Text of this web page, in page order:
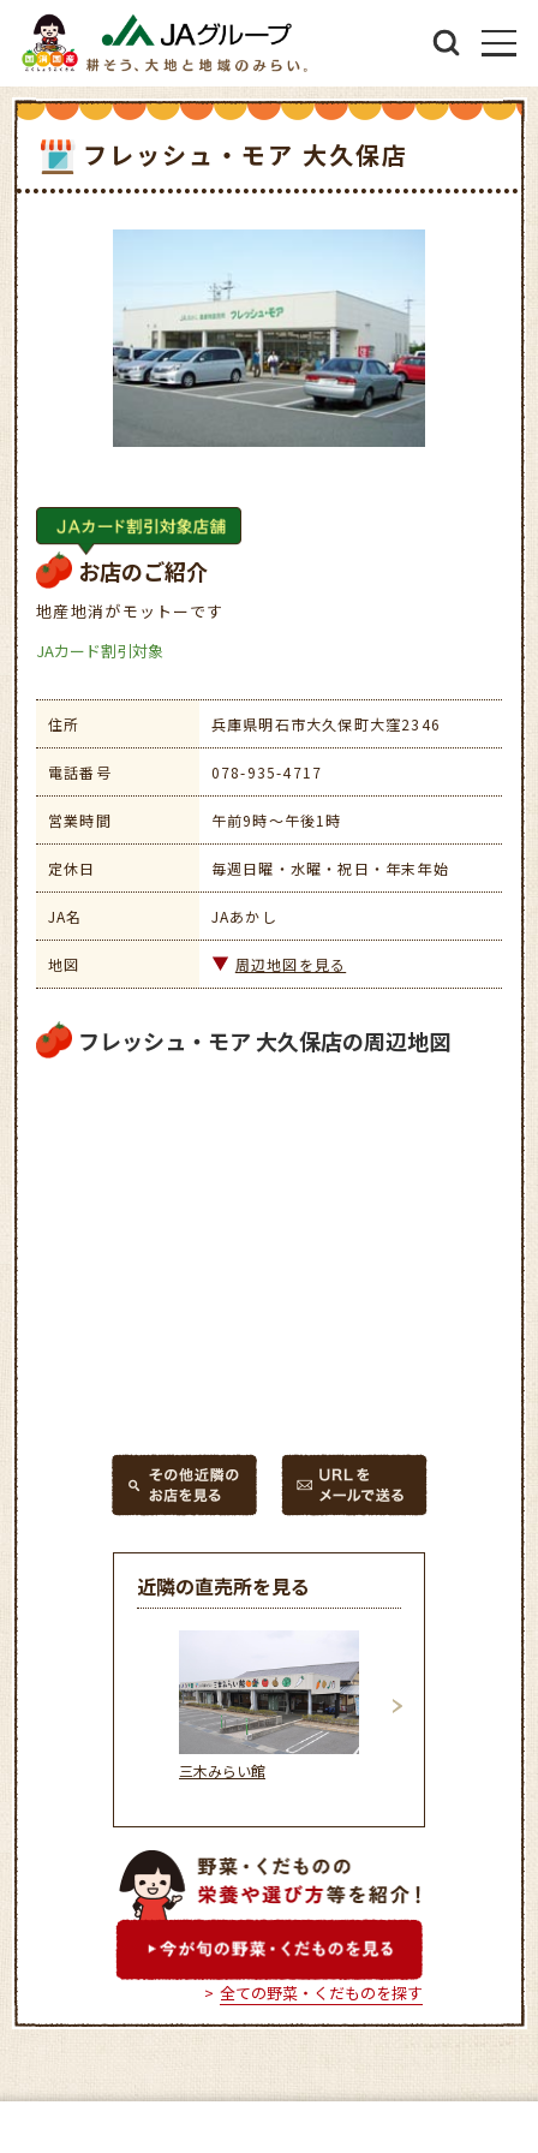
フレッシュ・モア 大久保店
お店のご紹介
地産地消がモットーです
JAカード割引対象
住所 兵庫県明石市大久保町大窪2346
電話番号 078-935-4717
営業時間 午前9時～午後1時
定休日 毎週日曜・水曜・祝日・年末年始
JA名 JAあかし
地図 周辺地図を見る
フレッシュ・モア 大久保店の周辺地図
近隣の直売所を見る
三木みらい館 ファーマーズ平岡
全ての野菜・くだものを探す